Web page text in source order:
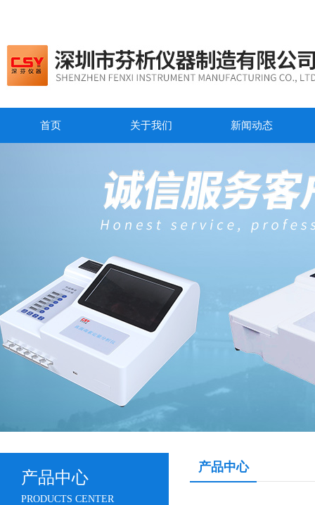
首页 关于我们 新闻动态
产品中心
PRODUCTS CENTER
产品中心